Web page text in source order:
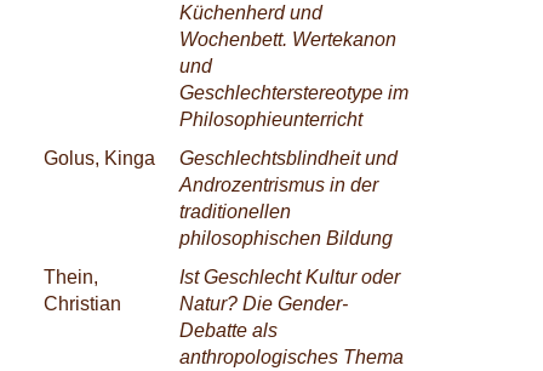
Küchenherd und
Wochenbett. Wertekanon
und
Geschlechterstereotype im
Philosophieunterricht
Golus, Kinga
Geschlechtsblindheit und
Androzentrismus in der
traditionellen
philosophischen Bildung
Thein,
Christian
Ist Geschlecht Kultur oder
Natur? Die Gender-
Debatte als
anthropologisches Thema